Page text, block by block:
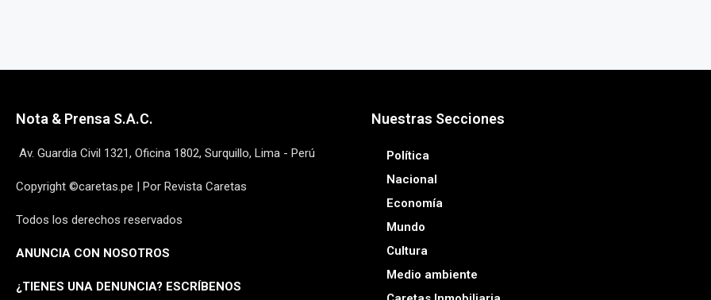
Nota & Prensa S.A.C.
Av. Guardia Civil 1321, Oficina 1802, Surquillo, Lima - Perú
Copyright ©caretas.pe | Por Revista Caretas
Todos los derechos reservados
ANUNCIA CON NOSOTROS
¿TIENES UNA DENUNCIA? ESCRÍBENOS
Nuestras Secciones
Política
Nacional
Economía
Mundo
Cultura
Medio ambiente